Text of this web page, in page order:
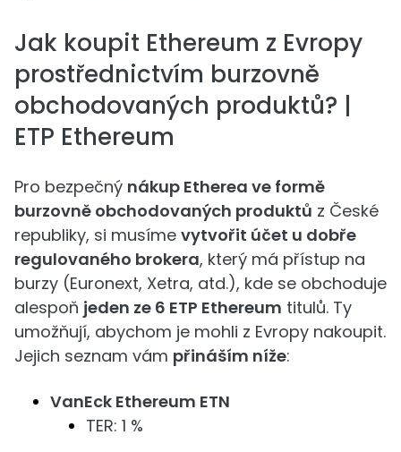
Jak koupit Ethereum z Evropy
prostřednictvím burzovně
obchodovaných produktů? |
ETP Ethereum
Pro bezpečný nákup Etherea ve formě
burzovně obchodovaných produktů z České
republiky, si musíme vytvořit účet u dobře
regulovaného brokera, který má přístup na
burzy (Euronext, Xetra, atd.), kde se obchoduje
alespoň jeden ze 6 ETP Ethereum titulů. Ty
umožňují, abychom je mohli z Evropy nakoupit.
Jejich seznam vám přináším níže:
VanEck Ethereum ETN
TER: 1 %